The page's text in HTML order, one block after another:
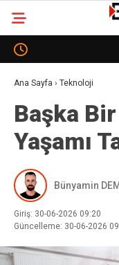
Erzincanspor’da
Modeline Geçti
Ana Sayfa › Teknoloji
Başka
Yaşamı
Bünyamin
Giriş: 30-06-2026 09:20
Güncelleme: 30-06-2026